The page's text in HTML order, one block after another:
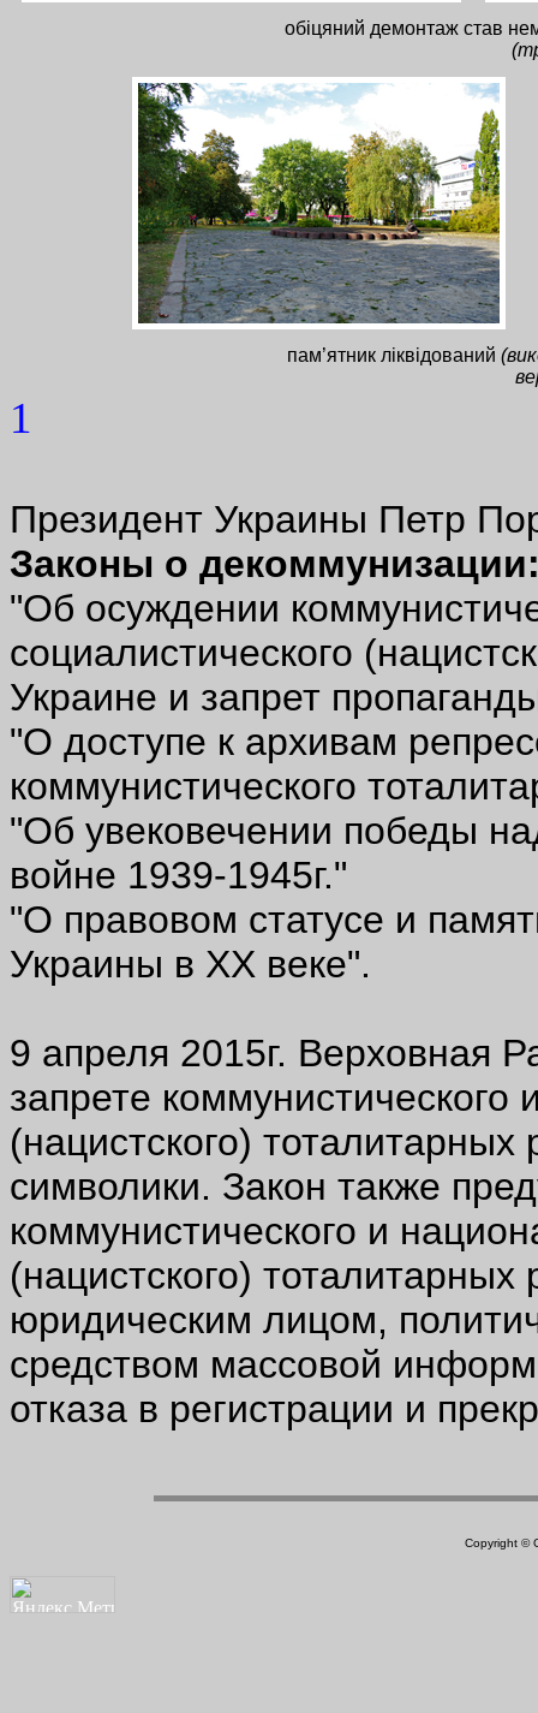
обіцяний демонтаж став
пам’ятник ліквідований
1
Президент Украины Петр
Законы о
"Об осуждении
социалистического
Украине и запрет
"О доступе к архивам
коммунистического
"Об увековечении победы
войне 1939-1945г."
"О правовом статусе и
Украины в ХХ веке".
9 апреля 2015г. Верховная
запрете коммунистического
(нацистского)
символики. Закон также
коммунистического и
(нацистского)
юридическим лицом,
средством массовой
отказа в регистрации и
Copyright ©